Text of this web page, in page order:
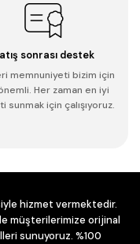
sonrası destek
memnuniyeti bizim için
Her zaman en iyi
sunmak için çalışıyoruz.
hizmet vermektedir.
müşterilerimize orijinal
sunuyoruz. %100